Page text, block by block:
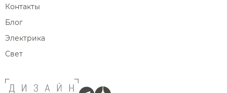
Контакты
Блог
Электрика
Свет